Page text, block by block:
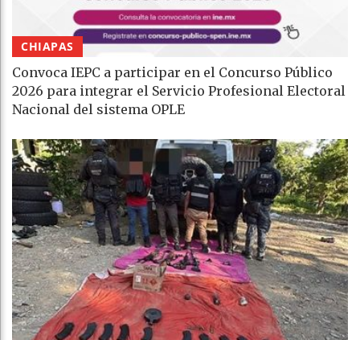
CHIAPAS
Convoca IEPC a participar en el Concurso Público
2026 para integrar el Servicio Profesional Electoral
Nacional del sistema OPLE